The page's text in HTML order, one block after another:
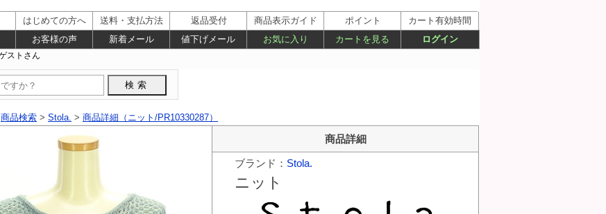
商品検索 > Stola. > 商品詳細（ニット/PR10330287）
商品詳細
ブランド： Stola.
ニット
はじめての方へ 送料・支払方法 返品受付 商品表示ガイド ポイント
カート有効時間
お客様の声 新着メール 値下げメール お気に入り カートを見る ログイン